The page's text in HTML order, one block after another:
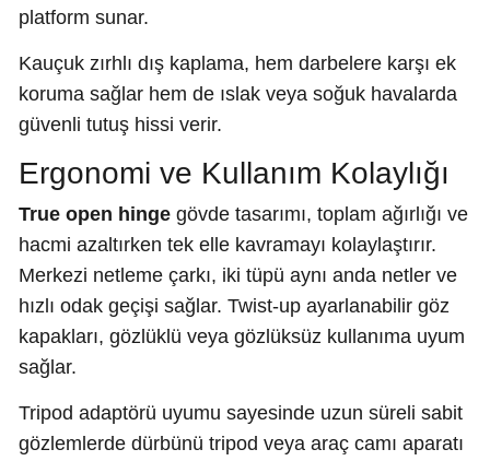
platform sunar.
Kauçuk zırhlı dış kaplama, hem darbelere karşı ek
koruma sağlar hem de ıslak veya soğuk havalarda
güvenli tutuş hissi verir.
Ergonomi ve Kullanım Kolaylığı
True open hingegövde tasarımı, toplam ağırlığı ve
hacmi azaltırken tek elle kavramayı kolaylaştırır.
Merkezi netleme çarkı, iki tüpü aynı anda netler ve
hızlı odak geçişi sağlar. Twist-up ayarlanabilir göz
kapakları, gözlüklü veya gözlüksüz kullanıma uyum
sağlar.
Tripod adaptörü uyumu sayesinde uzun süreli sabit
gözlemlerde dürbünü tripod veya araç camı aparatı